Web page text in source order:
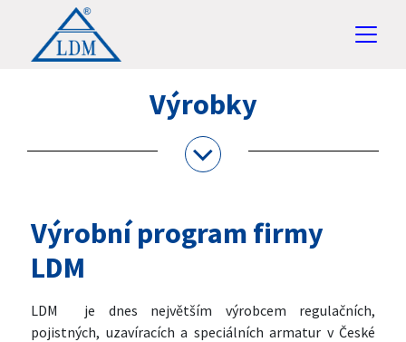
Výrobky
Výrobní program firmy
LDM
LDM je dnes největším výrobcem regulačních,
pojistných, uzavíracích a speciálních armatur v České